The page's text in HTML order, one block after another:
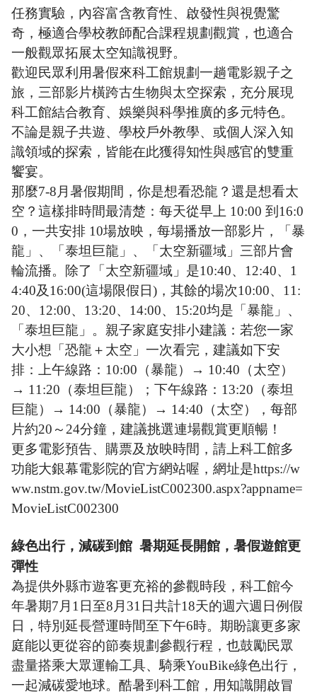
任務實驗，內容富含教育性、啟發性與視覺驚
奇，極適合學校教師配合課程規劃觀賞，也適合
一般觀眾拓展太空知識視野。
歡迎民眾利用暑假來科工館規劃一趟電影親子之
旅，三部影片橫跨古生物與太空探索，充分展現
科工館結合教育、娛樂與科學推廣的多元特色。
不論是親子共遊、學校戶外教學、或個人深入知
識領域的探索，皆能在此獲得知性與感官的雙重
饗宴。
那麼7-8月暑假期間，你是想看恐龍？還是想看太
空？這樣排時間最清楚：每天從早上 10:00 到16:0
0，一共安排 10場放映，每場播放一部影片，「暴
龍」、「泰坦巨龍」、「太空新疆域」三部片會
輪流播。除了「太空新疆域」是10:40、12:40、1
4:40及16:00(這場限假日)，其餘的場次10:00、11:
20、12:00、13:20、14:00、15:20均是「暴龍」、
「泰坦巨龍」。親子家庭安排小建議：若您一家
大小想「恐龍＋太空」一次看完，建議如下安
排：上午線路：10:00（暴龍）→ 10:40（太空）
→ 11:20（泰坦巨龍）；下午線路：13:20（泰坦
巨龍）→ 14:00（暴龍）→ 14:40（太空），每部
片約20～24分鐘，建議挑選連場觀賞更順暢！
更多電影預告、購票及放映時間，請上科工館多
功能大銀幕電影院的官方網站喔，網址是https://w
ww.nstm.gov.tw/MovieListC002300.aspx?appname=
MovieListC002300
綠色出行，減碳到館 暑期延長開館，暑假遊館更
彈性
為提供外縣市遊客更充裕的參觀時段，科工館今
年暑期7月1日至8月31日共計18天的週六週日例假
日，特別延長營運時間至下午6時。期盼讓更多家
庭能以更從容的節奏規劃參觀行程，也鼓勵民眾
盡量搭乘大眾運輸工具、騎乘YouBike綠色出行，
一起減碳愛地球。酷暑到科工館，用知識開啟冒